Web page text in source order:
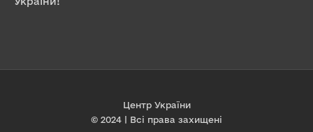
Центр України
© 2024 | Всі права захищені